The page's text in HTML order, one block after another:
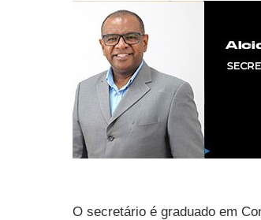
O secretário é graduado em